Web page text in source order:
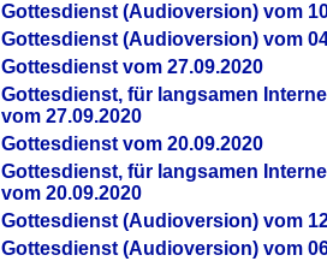
Gottesdienst (Audioversion) vom
Gottesdienst (Audioversion) vom
Gottesdienst vom 27.09.2020
Gottesdienst, für langsamen
vom 27.09.2020
Gottesdienst vom 20.09.2020
Gottesdienst, für langsamen
vom 20.09.2020
Gottesdienst (Audioversion) vom
Gottesdienst (Audioversion) vom